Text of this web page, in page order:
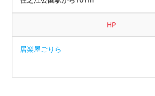
HP
居楽屋ごりら